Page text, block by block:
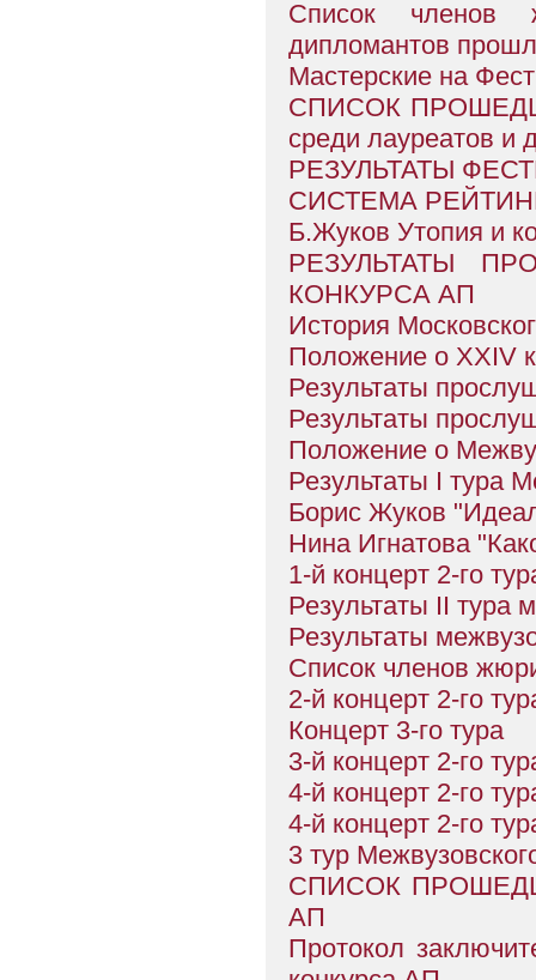
Список членов
дипломантов
Мастерские на
СПИСОК
среди лауреатов и
РЕЗУЛЬТАТЫ
СИСТЕМА
Б.Жуков Утопия и
РЕЗУЛЬТАТЫ
КОНКУРСА АП
История
Положение о XXIV
Результаты
Результаты
Положение о
Результаты I тура
Борис Жуков
Нина Игнатова
1-й концерт 2-го
Результаты II тура
Результаты
Список членов
2-й концерт 2-го
Концерт 3-го тура
3-й концерт 2-го
4-й концерт 2-го
4-й концерт 2-го
3 тур
СПИСОК
АП
Протокол